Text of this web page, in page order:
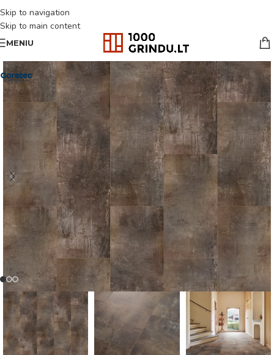
Skip to navigation
Skip to main content
MENIU